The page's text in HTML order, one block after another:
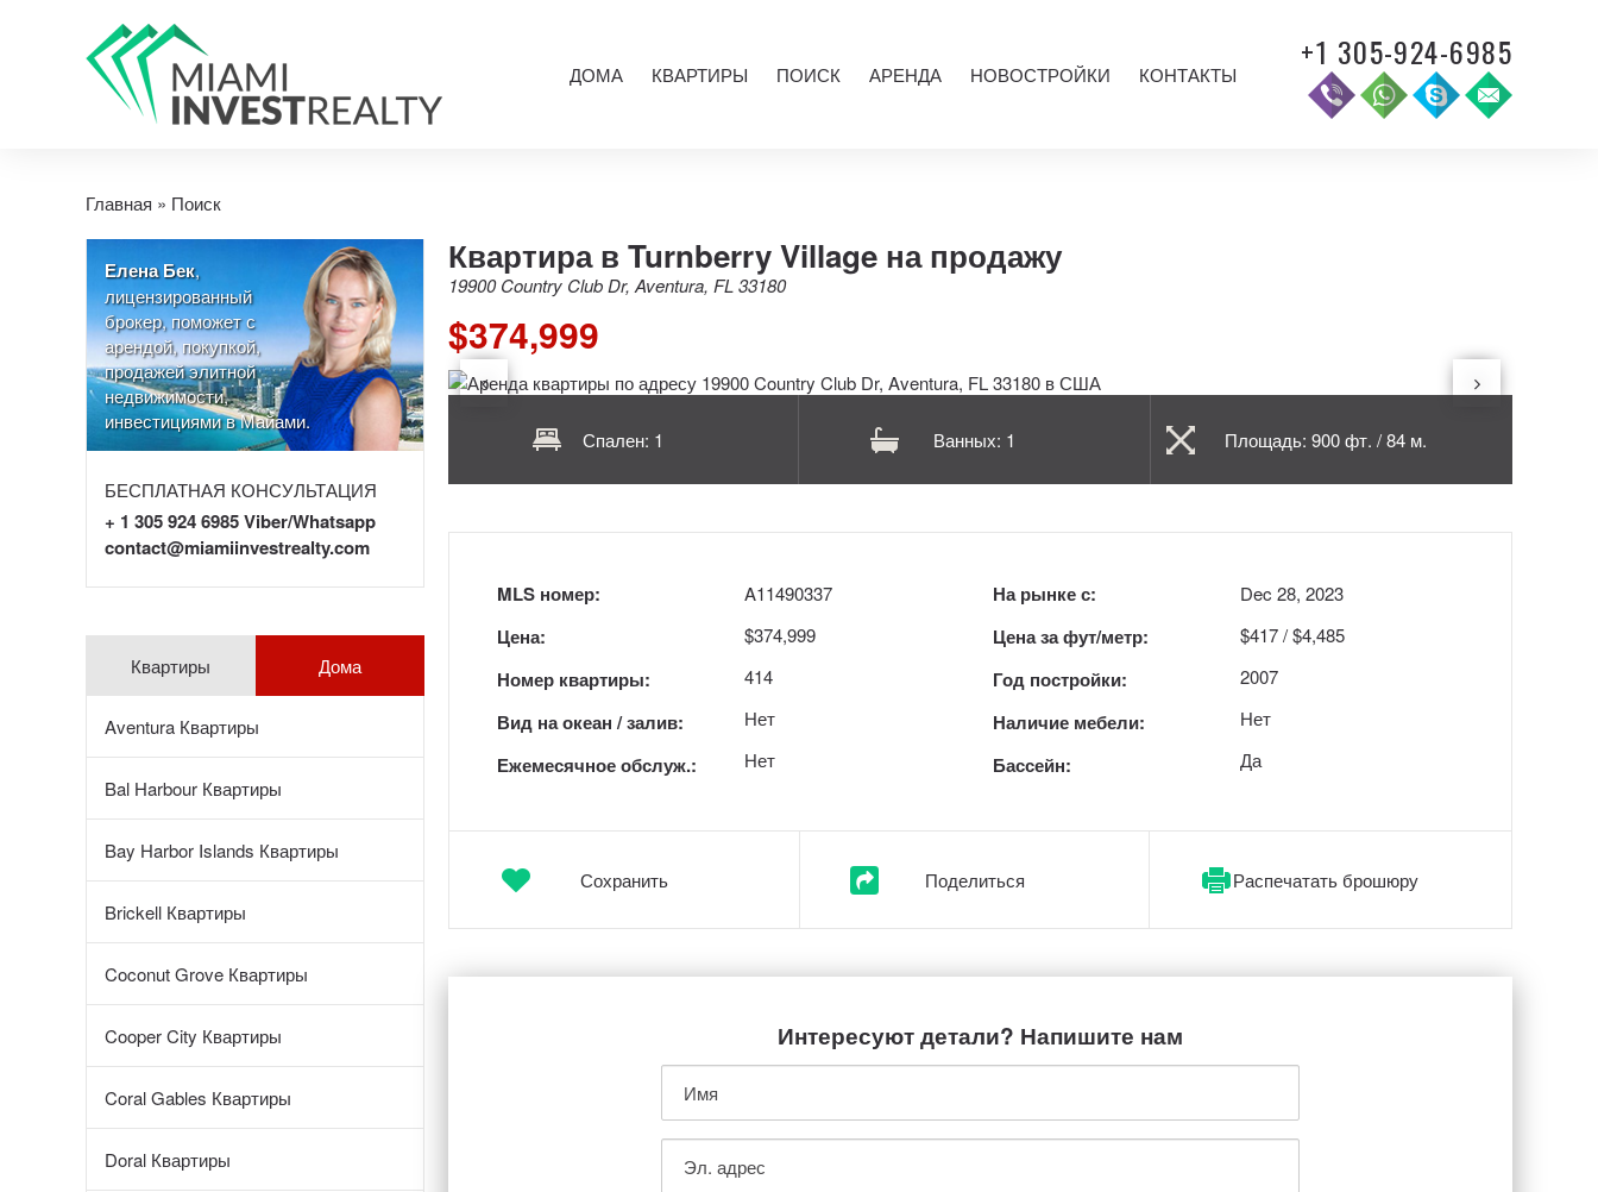
ДОМА КВАРТИРЫ ПОИСК АРЕНДА НОВОСТРОЙКИ КОНТАКТЫ
+1 305-924-6985
Главная » Поиск
Елена Бек,
лицензированный
брокер, поможет с
арендой, покупкой,
продажей элитной
недвижимости,
инвестициями в Майами.
БЕСПЛАТНАЯ КОНСУЛЬТАЦИЯ
+ 1 305 924 6985 Viber/Whatsapp
contact@miamiinvestrealty.com
Квартиры
Aventura Квартиры
Bal Harbour Квартиры
Bay Harbor Islands Квартиры
Brickell Квартиры
Coconut Grove Квартиры
Cooper City Квартиры
Coral Gables Квартиры
Doral Квартиры
Дома
Квартира в Turnberry Village на продажу
19900 Country Club Dr, Aventura, FL 33180
$374,999
Спален: 1 Ванных: 1 Площадь: 900 фт. / 84 м.
MLS номер:
Цена:
Номер квартиры:
Вид на океан / залив:
Ежемесячное обслуж.:
A11490337
$374,999
414
Нет
Нет
На рынке с:
Цена за фут/метр:
Год постройки:
Наличие мебели:
Бассейн:
Dec 28, 2023
$417 / $4,485
2007
Нет
Да
Сохранить Поделиться Распечатать брошюру
Интересуют детали? Напишите нам